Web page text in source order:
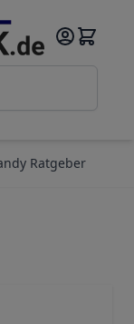
Ratgeber